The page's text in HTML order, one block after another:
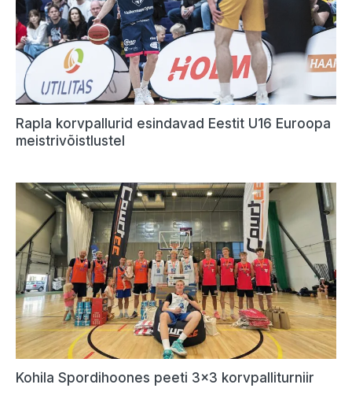
Rapla korvpallurid esindavad Eestit U16 Euroopa
meistrivõistlustel
Kohila Spordihoones peeti 3×3 korvpalliturniir